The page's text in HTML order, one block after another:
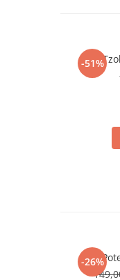
Lord of The Rings
KPop Demon Hunters
Retro Arcade – Jocuri,
-51%
-26%